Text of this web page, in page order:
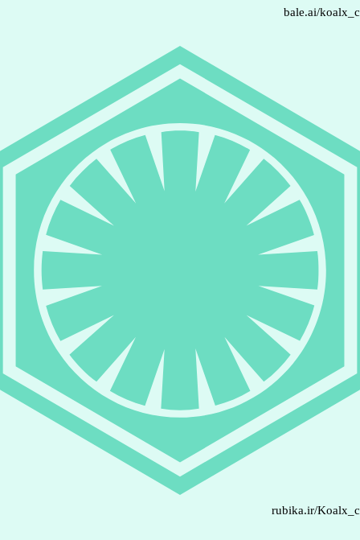
bale.ai/
rubika.ir/